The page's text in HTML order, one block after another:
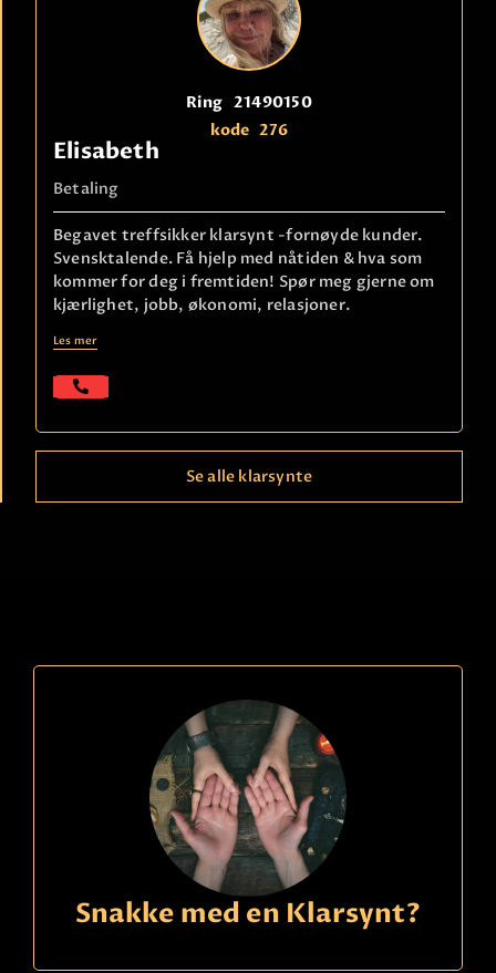
Ring 21490150
kode 276
Elisabeth
Betaling
Begavet treffsikker klarsynt -fornøyde kunder.
Svensktalende. Få hjelp med nåtiden & hva som
kommer for deg i fremtiden! Spør meg gjerne om
kjærlighet, jobb, økonomi, relasjoner.
Les mer
Silvina Veronica
Treffsikre lesinger i fortid, nåtid & fremtid! Født
klarsynt & erfaren dyktig tarotleser. Sterke unike
evner fra Sør-Amerikanske forfedre. Snakker
flytende norsk & spansk
Se alle klarsynte
Snakke med en Klarsynt?